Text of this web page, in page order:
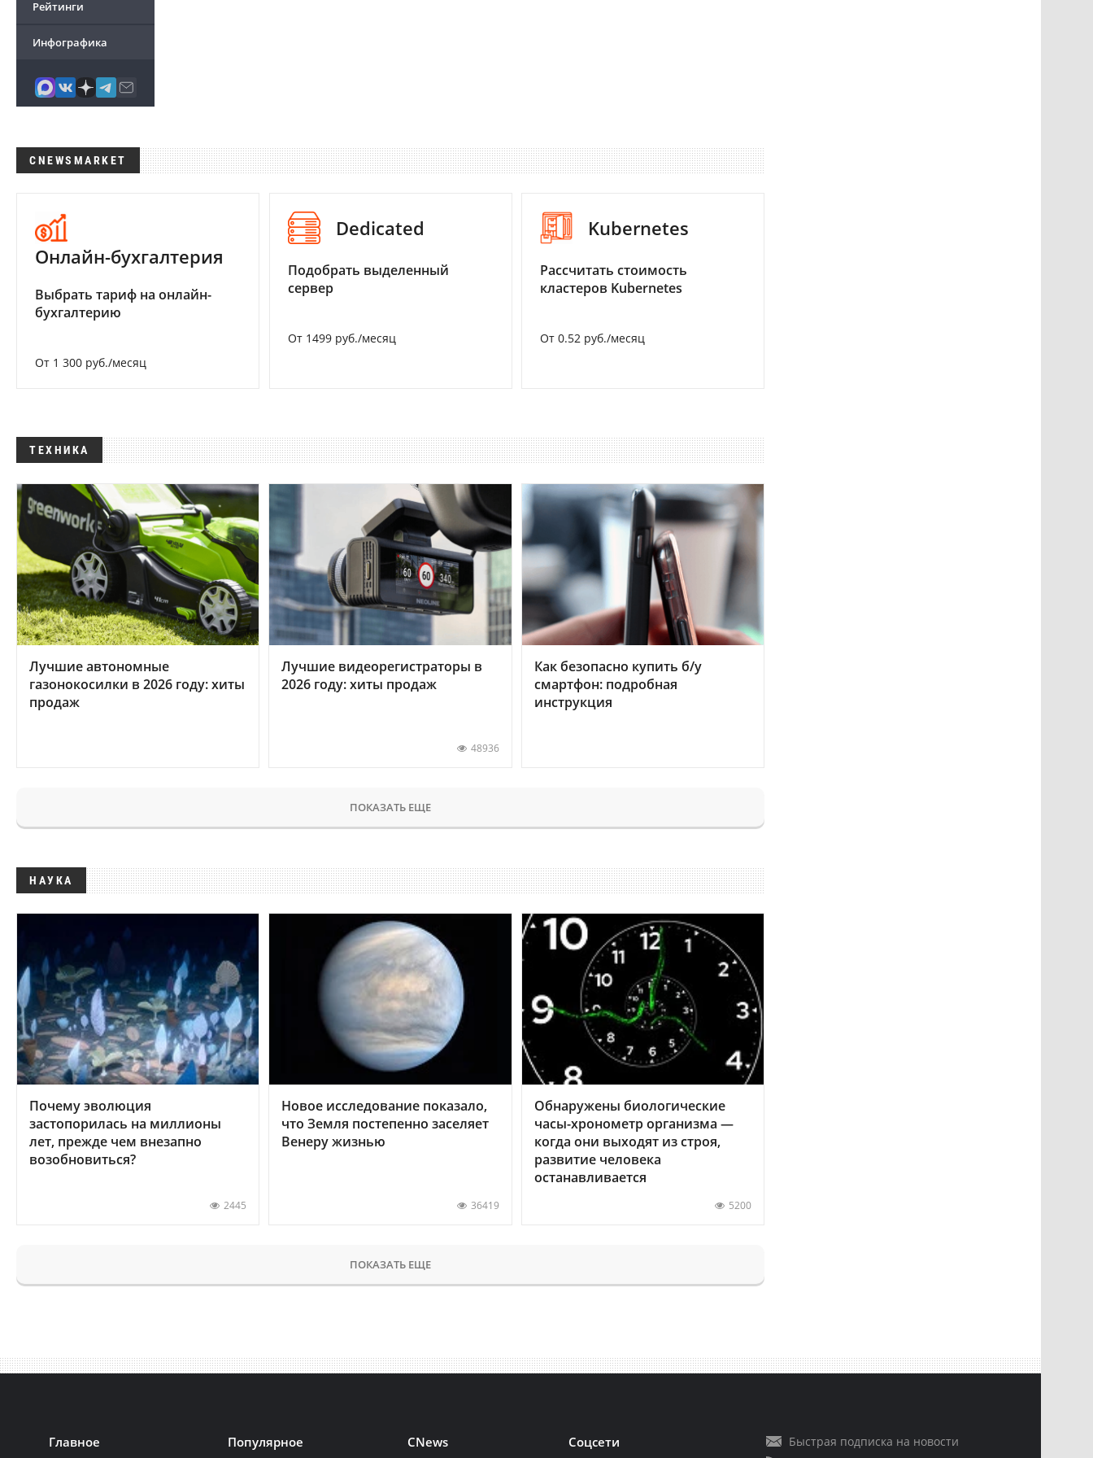
Рейтинги
Инфографика
CNEWSMARKET
Онлайн-бухгалтерия
Выбрать тариф на онлайн-
бухгалтерию
От 1 300 руб./месяц
Dedicated
Подобрать выделенный
сервер
От 1499 руб./месяц
Kubernetes
Рассчитать стоимость
кластеров Kubernetes
От 0.52 руб./месяц
ТЕХНИКА
Лучшие автономные
газонокосилки в 2026 году: хиты
продаж
Лучшие видеорегистраторы в
2026 году: хиты продаж
48936
Как безопасно купить б/у
смартфон: подробная
инструкция
ПОКАЗАТЬ ЕЩЕ
НАУКА
Почему эволюция
застопорилась на миллионы
лет, прежде чем внезапно
возобновиться?
2445
Новое исследование показало,
что Земля постепенно заселяет
Венеру жизнью
36419
Обнаружены биологические
часы-хронометр организма —
когда они выходят из строя,
развитие человека
останавливается
5200
ПОКАЗАТЬ ЕЩЕ
Главное Популярное CNews Соцсети
Быстрая подписка на новости